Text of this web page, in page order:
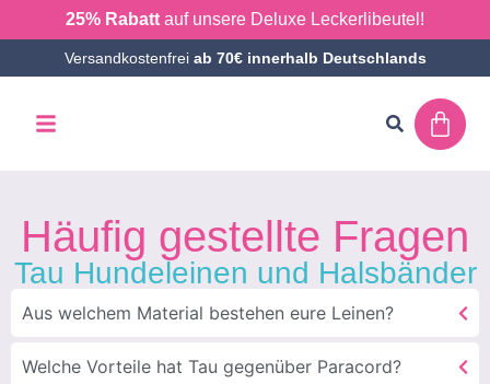
25% Rabatt auf unsere Deluxe Leckerlibeutel!
Versandkostenfrei ab 70€ innerhalb Deutschlands
Häufig gestellte Fragen
Tau Hundeleinen und Halsbänder
Aus welchem Material bestehen eure Leinen?
Welche Vorteile hat Tau gegenüber Paracord?